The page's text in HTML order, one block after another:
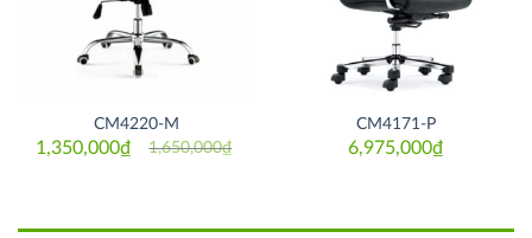
CM4220-M
1,650,000₫
Original
1,350,000₫
Current
CM4171-P
6,975,000₫